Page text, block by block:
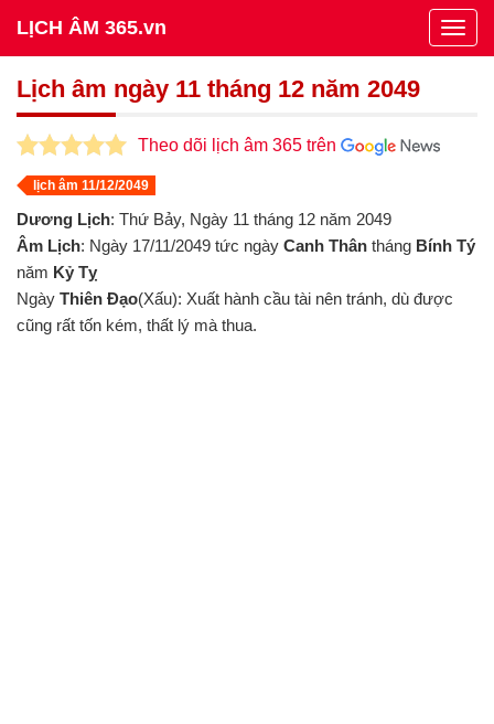
LỊCH ÂM 365.vn
Lịch âm ngày 11 tháng 12 năm 2049
Theo dõi lịch âm 365 trên
lịch âm 11/12/2049
Dương Lịch: Thứ Bảy, Ngày 11 tháng 12 năm 2049
Âm Lịch: Ngày 17/11/2049 tức ngày Canh Thân tháng Bính Tý
năm Kỷ Tỵ
Ngày Thiên Đạo(Xấu): Xuất hành cầu tài nên tránh, dù được
cũng rất tốn kém, thất lý mà thua.